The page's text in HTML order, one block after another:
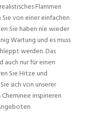
Flammen
von einer einfachen
Sie haben nie wieder
Wartung und es muss
werden. Das
auch nur für einen
Sie Hitze und
sich von unserer
inspirieren